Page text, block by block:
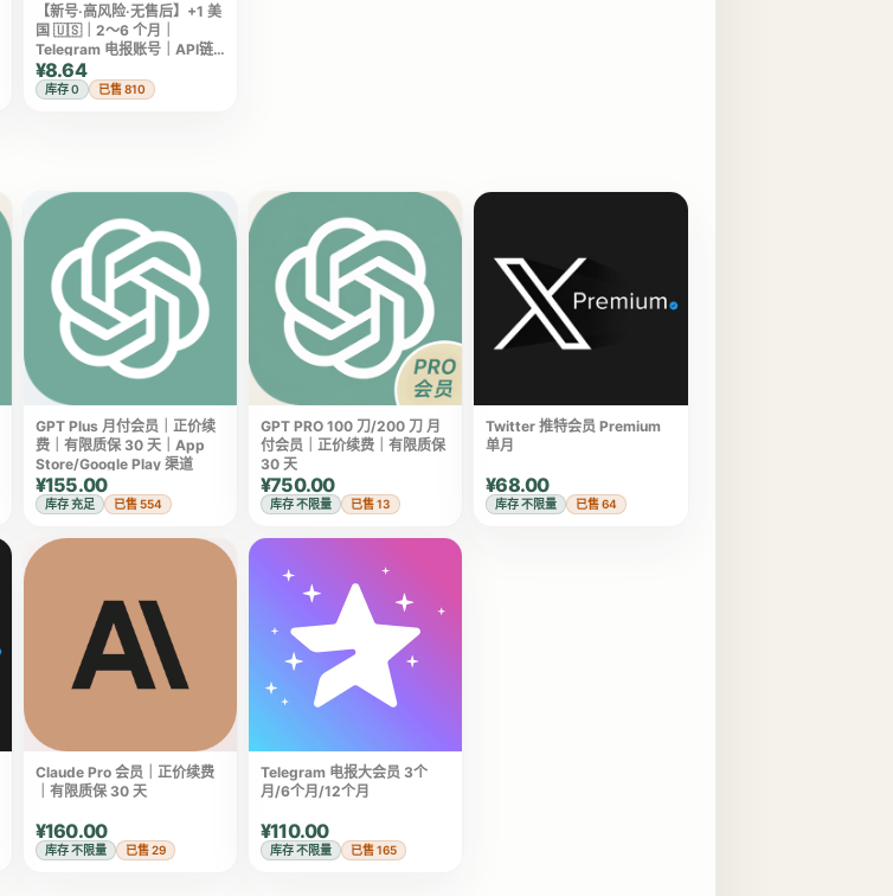
【新号·高风险·无售后】+1 美
国 🇺🇸｜2～6 个月｜
Telegram 电报账号｜API链
接取码
¥8.64
库存 0 已售 810
GPT Plus 月付会员｜正价续
费｜有限质保 30 天｜App
Store/Google Play 渠道
¥155.00
库存 充足 已售 554
GPT PRO 100 刀/200 刀 月
付会员｜正价续费｜有限质保
30 天
¥750.00
库存 不限量 已售 13
Twitter 推特会员 Premium
单月
¥68.00
库存 不限量 已售 64
Claude Pro 会员｜正价续费
｜有限质保 30 天
¥160.00
库存 不限量 已售 29
Telegram 电报大会员 3个
月/6个月/12个月
¥110.00
库存 不限量 已售 165